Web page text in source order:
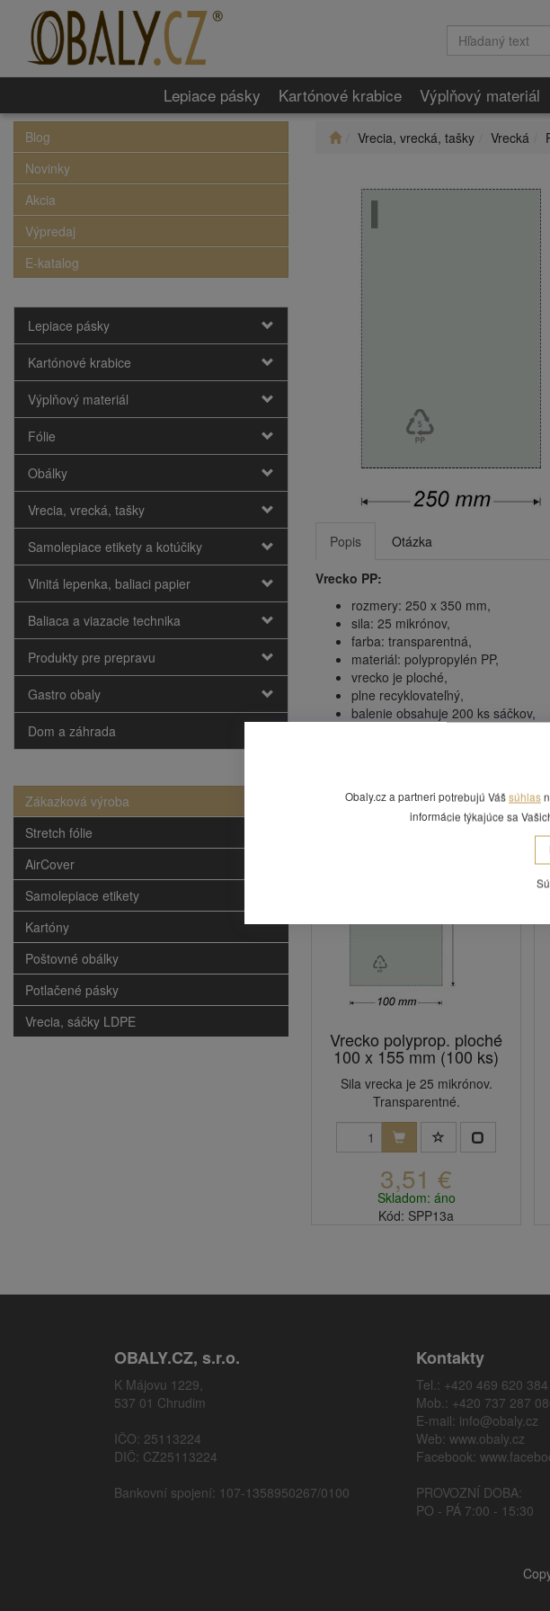
Lepiace pásky Kartónové krabice Výplňový materiál
Blog
Novinky
Akcia
Výpredaj
E-katalog
Lepiace pásky
Kartónové krabice
Výplňový materiál
Fólie
Obálky
Vrecia, vrecká, tašky
Samolepiace etikety a kotúčiky
Vlnitá lepenka, baliaci papier
Baliaca a viazacie technika
Produkty pre prepravu
Gastro obaly
Dom a záhrada
Zákazková výroba
Stretch fólie
AirCover
Samolepiace etikety
Kartóny
Poštovné obálky
Potlačené pásky
Vrecia, sáčky LDPE
Vrecia, vrecká, tašky Vrecká
Popis Otázka
Vrecko PP:
rozmery: 250 x 350 mm,
sila: 25 mikrónov,
farba: transparentná,
materiál: polypropylén PP,
vrecko je ploché,
plne recyklovateľný,
balenie obsahuje 200 ks sáčkov,
Vrecko polyprop. ploché
100 x 155 mm (100 ks)
Sila vrecka je 25 mikrónov.
Transparentné.
3,51 €
Skladom: áno
Kód: SPP13a
OBALY.CZ, s.r.o.
K Májovu 1229,
537 01 Chrudim
IČO: 25113224
DIČ: CZ25113224
Bankovní spojení: 107-1358950267/0100
Kontakty
Tel.: +420 469 620 384
Mob.: +420 737 287
E-mail: info@obaly.cz
Web: www.obaly.cz
Facebook:
PROVOZNÍ DOBA:
PO - PÁ 7:00 - 15:30
Obaly.cz a partneri potrebujú Vášsúhlas
informácie týkajúce sa